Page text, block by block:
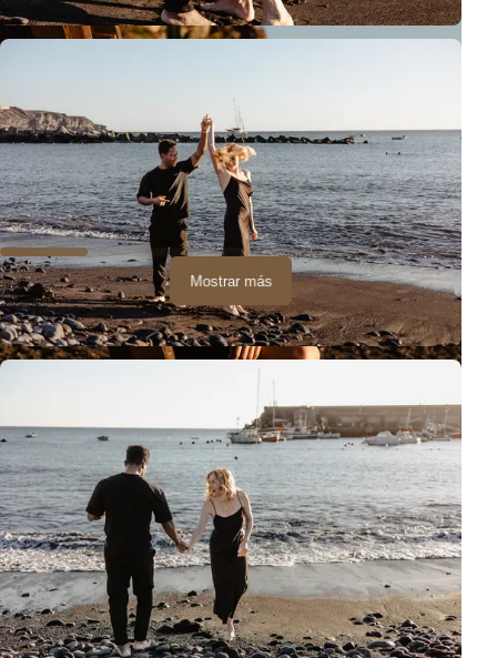
Mostrar más
Sesión Fotográfica en Tenerife en Playa
resultó ser una excelente opción para una de las noches en esta
isla.
¡Tú también déjate llevar por las
fotos!
¿Y dónde?